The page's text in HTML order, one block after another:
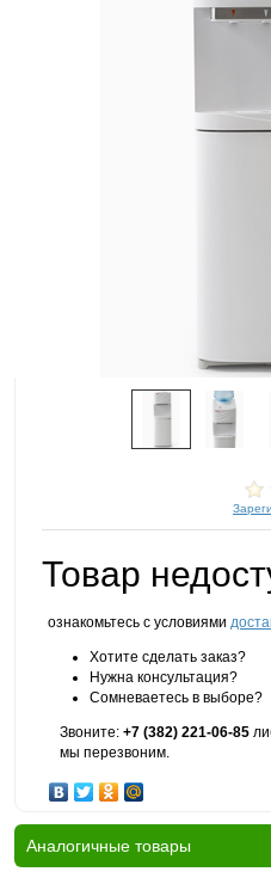
Товар
ознакомьтесь с условиями
Хотите сделать заказ?
Нужна консультация?
Сомневаетесь в выборе?
Звоните: +7 (382) 221-06-85
мы перезвоним.
Аналогичные товары